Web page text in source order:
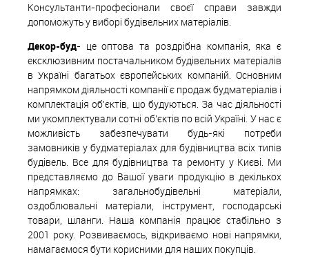
Консультанти-професіонали своєї справи завжди
допоможуть у виборі будівельних матеріалів.
Декор-буд- це оптова та роздрібна компанія, яка є
ексклюзивним постачальником будівельних матеріалів
в Україні багатьох європейських компаній. Основним
напрямком діяльності компанії є продаж будматеріалів і
комплектація об'єктів, що будуються. За час діяльності
ми укомплектували сотні об'єктів по всій Україні. У нас є
можливість забезпечувати будь-які потреби
замовників у будматеріалах для будівництва всіх типів
будівель. Все для будівництва та ремонту у Києві. Ми
представляємо до Вашої уваги продукцію в декількох
напрямках: загальнобудівельні матеріали,
оздоблювальні матеріали, інструмент, господарські
товари, шланги. Наша компанія працює стабільно з
2001 року. Розвиваємось, відкриваємо нові напрямки,
намагаємося бути корисними для наших покупців.